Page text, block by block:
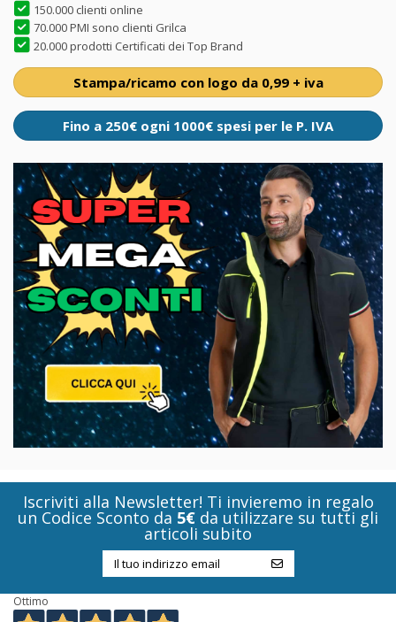
150.000 clienti online
70.000 PMI sono clienti Grilca
20.000 prodotti Certificati dei Top Brand
Stampa/ricamo con logo da 0,99 + iva
Fino a 250€ ogni 1000€ spesi per le P. IVA
Iscriviti alla Newsletter! Ti invieremo in regalo
un Codice Sconto da 5€ da utilizzare su tutti gli
articoli subito
Ottimo